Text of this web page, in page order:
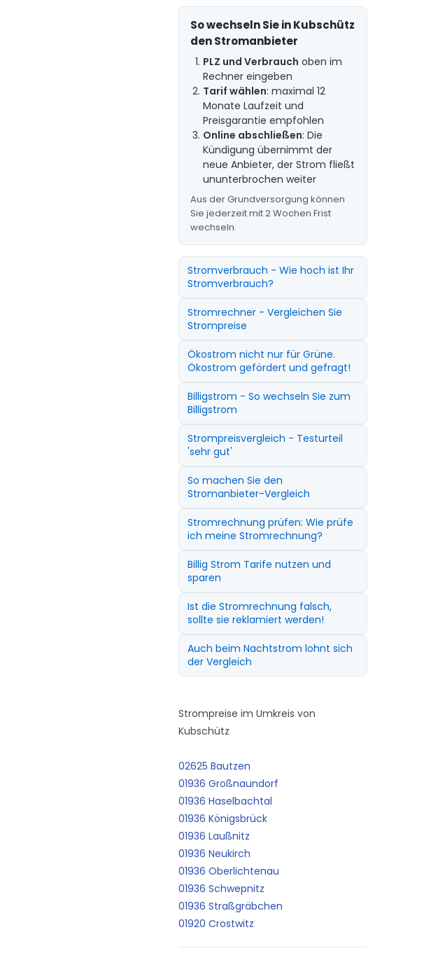
So wechseln Sie in Kubschütz
den Stromanbieter
PLZ und Verbrauch oben im
Rechner eingeben
Tarif wählen: maximal 12
Monate Laufzeit und
Preisgarantie empfohlen
Online abschließen: Die
Kündigung übernimmt der
neue Anbieter, der Strom fließt
ununterbrochen weiter
Aus der Grundversorgung können
Sie jederzeit mit 2 Wochen Frist
wechseln.
Stromverbrauch - Wie hoch ist Ihr
Stromverbrauch?
Stromrechner - Vergleichen Sie
Strompreise
Ökostrom nicht nur für Grüne.
Ökostrom gefördert und gefragt!
Billigstrom - So wechseln Sie zum
Billigstrom
Strompreisvergleich - Testurteil
'sehr gut'
So machen Sie den
Stromanbieter-Vergleich
Stromrechnung prüfen: Wie prüfe
ich meine Stromrechnung?
Billig Strom Tarife nutzen und
sparen
Ist die Stromrechnung falsch,
sollte sie reklamiert werden!
Auch beim Nachtstrom lohnt sich
der Vergleich
Strompreise im Umkreis von
Kubschütz
02625 Bautzen
01936 Großnaundorf
01936 Haselbachtal
01936 Königsbrück
01936 Laußnitz
01936 Neukirch
01936 Oberlichtenau
01936 Schwepnitz
01936 Straßgräbchen
01920 Crostwitz